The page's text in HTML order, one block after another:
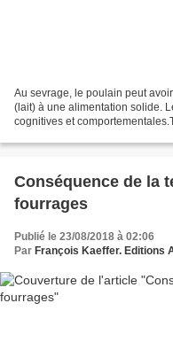
Au sevrage, le poulain peut
(lait) à une alimentation solide.
cognitives et
Conséquence de la
fourrages
Publié le 23/08/2018 à 02:06
Par François Kaeffer. Editions